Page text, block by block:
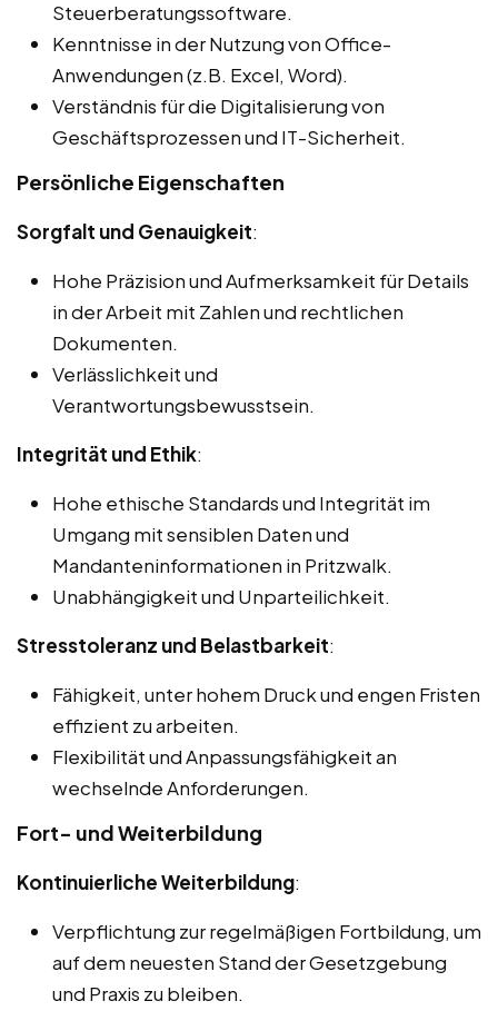
Steuerberatungssoftware.
Kenntnisse in der Nutzung von Office-
Anwendungen (z.B. Excel, Word).
Verständnis für die Digitalisierung von
Geschäftsprozessen und IT-Sicherheit.
Persönliche Eigenschaften
Sorgfalt und Genauigkeit:
Hohe Präzision und Aufmerksamkeit für Details
in der Arbeit mit Zahlen und rechtlichen
Dokumenten.
Verlässlichkeit und
Verantwortungsbewusstsein.
Integrität und Ethik:
Hohe ethische Standards und Integrität im
Umgang mit sensiblen Daten und
Mandanteninformationen in Pritzwalk.
Unabhängigkeit und Unparteilichkeit.
Stresstoleranz und Belastbarkeit:
Fähigkeit, unter hohem Druck und engen Fristen
effizient zu arbeiten.
Flexibilität und Anpassungsfähigkeit an
wechselnde Anforderungen.
Fort- und Weiterbildung
Kontinuierliche Weiterbildung:
Verpflichtung zur regelmäßigen Fortbildung, um
auf dem neuesten Stand der Gesetzgebung
und Praxis zu bleiben.